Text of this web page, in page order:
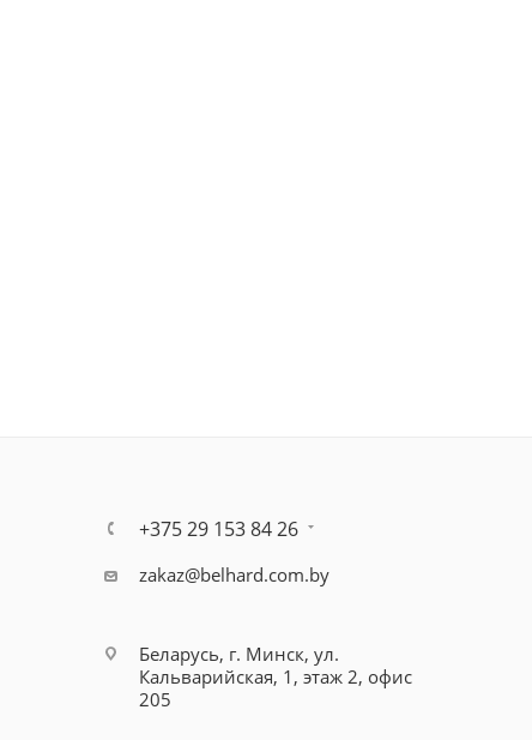
+375 29 153 84 26
zakaz@belhard.com.by
Беларусь, г. Минск, ул.
Кальварийская, 1, этаж 2, офис
205